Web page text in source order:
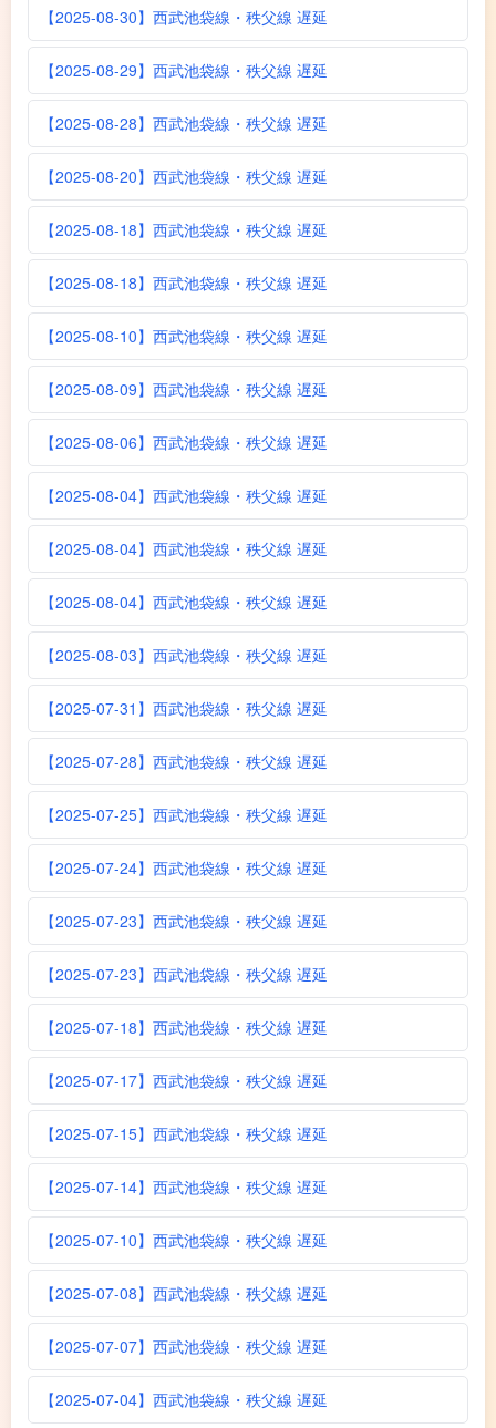
【2025-08-30】西武池袋線・秩父線 遅延
【2025-08-29】西武池袋線・秩父線 遅延
【2025-08-28】西武池袋線・秩父線 遅延
【2025-08-20】西武池袋線・秩父線 遅延
【2025-08-18】西武池袋線・秩父線 遅延
【2025-08-18】西武池袋線・秩父線 遅延
【2025-08-10】西武池袋線・秩父線 遅延
【2025-08-09】西武池袋線・秩父線 遅延
【2025-08-06】西武池袋線・秩父線 遅延
【2025-08-04】西武池袋線・秩父線 遅延
【2025-08-04】西武池袋線・秩父線 遅延
【2025-08-04】西武池袋線・秩父線 遅延
【2025-08-03】西武池袋線・秩父線 遅延
【2025-07-31】西武池袋線・秩父線 遅延
【2025-07-28】西武池袋線・秩父線 遅延
【2025-07-25】西武池袋線・秩父線 遅延
【2025-07-24】西武池袋線・秩父線 遅延
【2025-07-23】西武池袋線・秩父線 遅延
【2025-07-23】西武池袋線・秩父線 遅延
【2025-07-18】西武池袋線・秩父線 遅延
【2025-07-17】西武池袋線・秩父線 遅延
【2025-07-15】西武池袋線・秩父線 遅延
【2025-07-14】西武池袋線・秩父線 遅延
【2025-07-10】西武池袋線・秩父線 遅延
【2025-07-08】西武池袋線・秩父線 遅延
【2025-07-07】西武池袋線・秩父線 遅延
【2025-07-04】西武池袋線・秩父線 遅延